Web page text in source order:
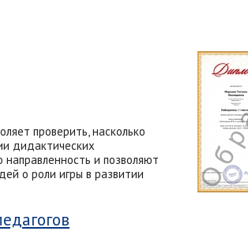
проверить, насколько
дидактических
и позволяют
о роли игры в развитии